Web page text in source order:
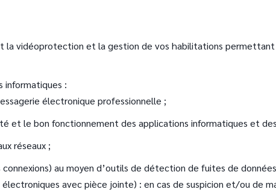
la vidéoprotection et la gestion de vos habilitations permettant
informatiques :
électronique professionnelle ;
et le bon fonctionnement des applications informatiques et
réseaux ;
au moyen d’outils de détection de fuites de
avec pièce jointe) : en cas de suspicion et/ou de